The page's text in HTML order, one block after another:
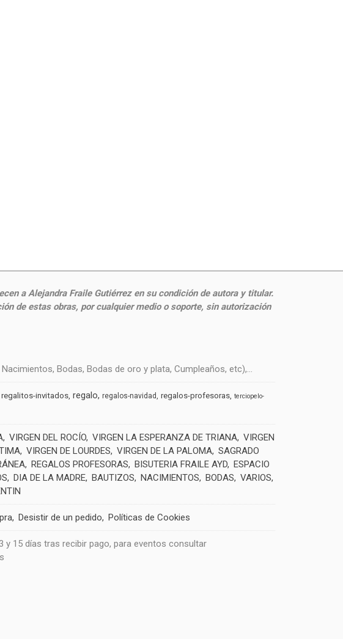
a Alejandra Fraile Gutiérrez en su condición de autora y titular.
de estas obras, por cualquier medio o soporte, sin autorización
Bodas, Bodas de oro y plata, Cumpleaños, etc),...
regalitos-invitados regalo regalos-navidad regalos-profesoras terciopelo-
VIRGEN DEL ROCÍO VIRGEN LA ESPERANZA DE TRIANA VIRGEN
VIRGEN DE LOURDES VIRGEN DE LA PALOMA SAGRADO
REGALOS PROFESORAS BISUTERIA FRAILE AYD ESPACIO
DIA DE LA MADRE BAUTIZOS NACIMIENTOS BODAS
VARIOS
Desistir de un pedido Políticas de Cookies
y 15 días tras recibir pago, para eventos consultar